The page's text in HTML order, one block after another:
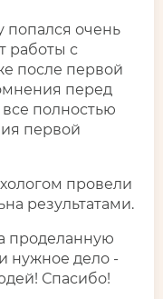
попался очень
работы с
после первой
перед
полностью
первой
провели
результатами.
проделанную
нужное дело -
Спасибо!